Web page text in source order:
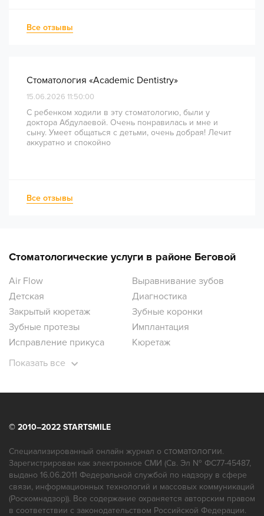
непростое перелечивание каналов прошло
комфортно и безболезненно. Рекомендую всем, кто
Все отзывы
Стоматология «Academic Dentistry»
15.06.2026 11:50:00
С ребенком ходили в эту стоматологию, были у
доктора Абдулаевой. Очень понравилась и мне и
сыну. Умеет общаться с детьми, очень добрая! Лечит
аккуратно и спокойно
Все отзывы
Стоматологические услуги в районе Беговой
Air Flow
Выравнивание зубов
Детская
Диагностика
Закрытый кюретаж
Зубные коронки
Зубные протезы
Имплантация
Исправление прикуса
Кюретаж
Лечение десен
Протезирование
Профгигиена
Ремонт зубных протезов
Показать все
© 2010–2022 STARTSMILE
Специализированный онлайн журнал о стоматологии.
Зарегистрирован как электронное СМИ (Св. Эл № ФС77-45487,
выдано 16.06.2011 Федеральной службой по надзору в сфере
связи, информационных технологий и массовых коммуникаций
(Роскомнадзор)). Все содержание охраняется авторским правом
в соответствии с законодательством Российской Федерации.